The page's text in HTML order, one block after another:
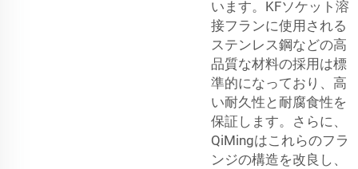
います。KFソケット溶
接フランに使用される
ステンレス鋼などの高
品質な材料の採用は標
準的になっており、高
い耐久性と耐腐食性を
保証します。さらに、
QiMingはこれらのフラ
ンジの構造を改良し、